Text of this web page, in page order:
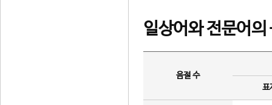
일상어와 전문어의
음절 수
표